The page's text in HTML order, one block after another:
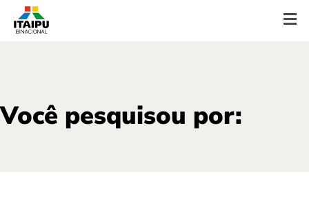
Você pesquisou por: